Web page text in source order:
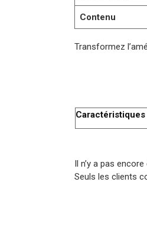
Contenu
Transformez
Caractéristiques
Il n’y a pas encore
Seuls les clients